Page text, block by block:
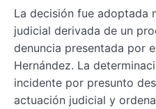
La decisión fue adoptada
judicial derivada de un
denuncia presentada por
Hernández. La
incidente por presunto
actuación judicial y